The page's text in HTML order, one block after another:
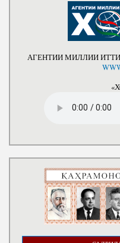
АГЕНТИИ МИЛЛИИ